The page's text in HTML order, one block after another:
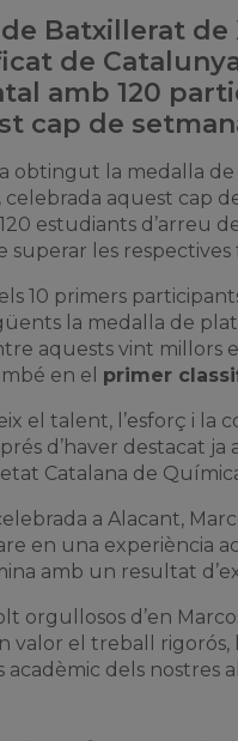
de Batxillerat
de
amb 120
cap de
obtingut la medalla de
celebrada aquest cap
estudiants d’arreu
superar les
10 primers
la medalla de
aquests vint millors
en el primer
el talent, l’esforç i la
d’haver destacat ja
Catalana de
a Alacant,
en una experiència
amb un resultat
orgullosos d’en
valor el treball rigorós,
dels nostres